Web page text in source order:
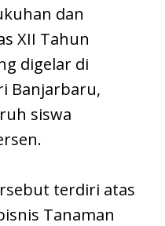
dan
XII Tahun
digelar di
Banjarbaru,
siswa
terdiri atas
Tanaman